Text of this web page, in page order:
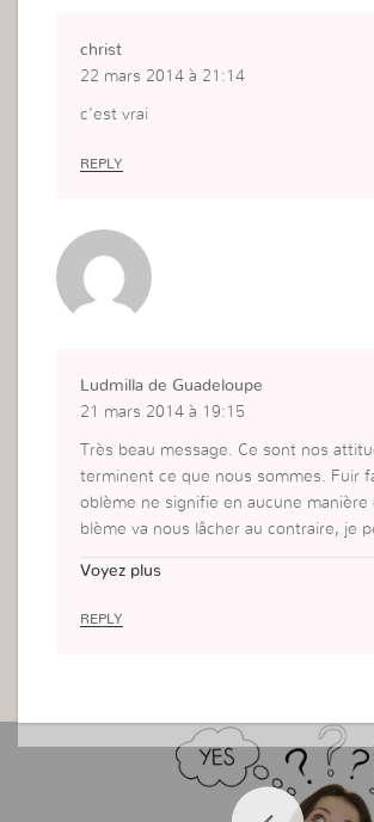
christ
22 mars 2014 à 21:14
c’est vrai
REPLY
Ludmilla de Guadeloupe
21 mars 2014 à 19:15
Très beau message. Ce sont nos
terminent ce que nous sommes. Fuir
oblème ne signifie en aucune manière
blème va nous lâcher au contraire, je
e, prenons tout de suite la décision
Voyez plus
REPLY